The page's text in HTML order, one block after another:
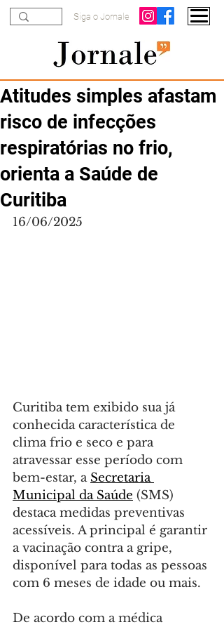
Siga o Jornale
Atitudes simples afastam
risco de infecções
respiratórias no frio,
orienta a Saúde de
Curitiba
16/06/2025
Curitiba tem exibido sua já
conhecida característica de
clima frio e seco e para
atravessar esse período com
bem-estar, a Secretaria
Municipal da Saúde (SMS)
destaca medidas preventivas
acessíveis. A principal é garantir
a vacinação contra a gripe,
disponível para todas as pessoas
com 6 meses de idade ou mais.
De acordo com a médica